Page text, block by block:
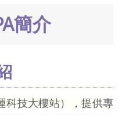
簡介
科技大樓站），提供專